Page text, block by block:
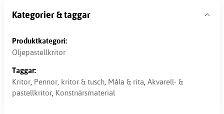
Kategorier & taggar
Produktkategori:
Oljepastellkritor
Taggar:
Kritor, Pennor, kritor & tusch, Måla & rita, Akvarell- &
pastellkritor, Konstnärsmaterial